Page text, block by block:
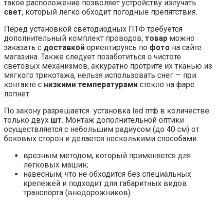
такое расположение позволяет устройству излучать
свет, который легко обходит погодные препятствия.
Перед установкой светодиодных ПТФ требуется
дополнительный комплект проводов, товар можно
заказать с доставкой ориентируясь по фото на сайте
магазина. Также следует позаботиться о чистоте
световых механизмов, аккуратно протрите их тканью из
мягкого трикотажа, нельзя использовать снег — при
контакте с низкими температурами стекло на фаре
лопнет.
По закону разрешается установка led птф в количестве
только двух шт. Монтаж дополнительной оптики
осуществляется с небольшим радиусом (до 40 см) от
боковых сторон и делается несколькими способами:
врезным методом, который применяется для
легковых машин;
навесным, что не обходится без специальных
крепежей и подходит для габаритных видов
транспорта (внедорожников).